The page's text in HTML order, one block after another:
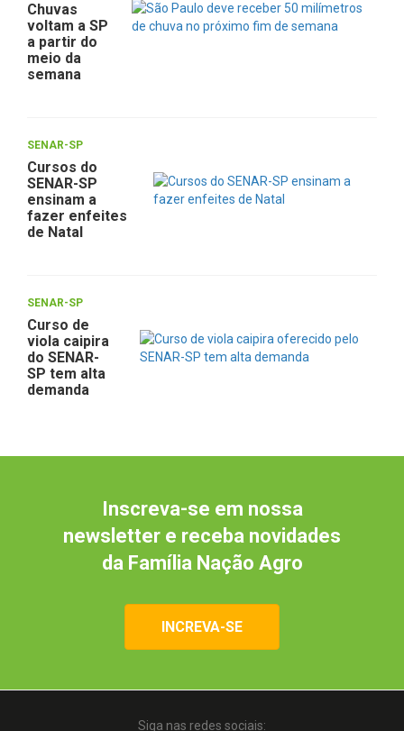
Chuvas
voltam a SP
a partir do
meio da
semana
SENAR-SP
Cursos do
SENAR-SP
ensinam a
fazer enfeites
de Natal
SENAR-SP
Curso de
viola caipira
do SENAR-
SP tem alta
demanda
Inscreva-se em nossa
newsletter e receba novidades
da Família Nação Agro
INCREVA-SE
Siga nas redes sociais: